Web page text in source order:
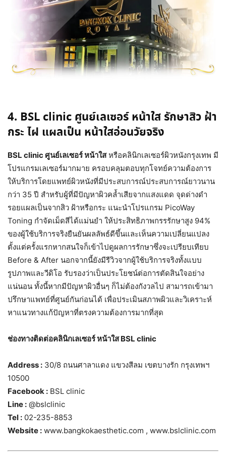
4. BSL clinic ศูนย์เลเซอร์ หน้าใส รักษาสิว ฝ้า
กระ ไฝ แผลเป็น หน้าใสอ่อนวัยจริง
BSL clinic ศูนย์เลเซอร์ หน้าใสหรือคลินิกเลเซอร์ผิวหนังกรุงเทพ มี
โปรแกรมเลเซอร์มากมาย ครอบคลุมตอบทุกโจทย์ความต้องการ
ให้บริการโดยแพทย์ผิวหนังที่มีประสบการณ์ประสบการณ์ยาวนาน
กว่า 35 ปี สำหรับผู้ที่มีปัญหาผิวคล้ำเสียจากแสงแดด จุดด่างดำ
รอยแผลเป็นจากสิว ฝ้าหรือกระ แนะนำโปรแกรม PicoWay
Toning กำจัดเม็ดสีได้แม่นยำ ให้ประสิทธิภาพกรรรักษาสูง 94%
ของผู้ใช้บริการจริงยืนยันผลลัพธ์ดีขึ้นและเห็นความเปลี่ยนแปลง
ตั้งแต่ครั้งแรกหากสนใจก็เข้าไปดูผลการรักษาซึ่งจะเปรียบเทียบ
Before & After นอกจากนี้ยังมีรีวิวจากผู้ใช้บริการจริงทั้งแบบ
รูปภาพและวีดิโอ รับรองว่าเป็นประโยชน์ต่อการตัดสินใจอย่าง
แน่นอน ทั้งนี้หากมีปัญหาผิวอื่นๆ ก็ไม่ต้องกังวลไป สามารถเข้ามา
ปรึกษาแพทย์ที่ศูนย์กันก่อนได้ เพื่อประเมินสภาพผิวและวิเคราะห์
หาแนวทางแก้ปัญหาที่ตรงความต้องการมากที่สุด
ช่องทางติดต่อคลินิกเลเซอร์ หน้าใส BSL clinic
Address : 30/8 ถนนศาลาแดง แขวงสีลม เขตบางรัก กรุงเทพฯ
10500
Facebook : BSL clinic
Line : @bslclinic
Tel : 02-235-8853
Website : www.bangkokaesthetic.com , www.bslclinic.com